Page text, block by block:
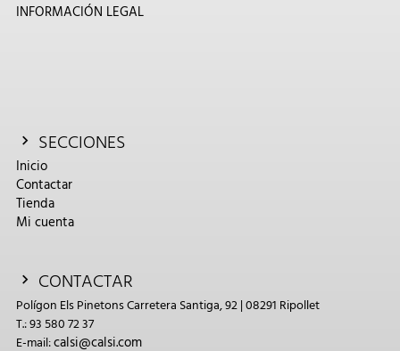
INFORMACIÓN LEGAL
SECCIONES
Inicio
Contactar
Tienda
Mi cuenta
CONTACTAR
Polígon Els Pinetons Carretera Santiga, 92 | 08291 Ripollet
T.: 93 580 72 37
E-mail:calsi@calsi.com